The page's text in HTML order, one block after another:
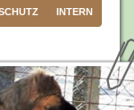
INTERN